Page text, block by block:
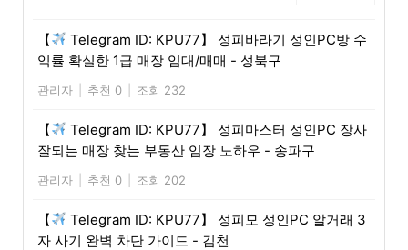
【
Telegram ID: KPU77】 성피바라기 성인PC방 수
익률 확실한 1급 매장 임대/매매 - 성북구
관리자 추천 0 조회 232
【
Telegram ID: KPU77】 성피마스터 성인PC 장사
잘되는 매장 찾는 부동산 임장 노하우 - 송파구
관리자 추천 0 조회 202
【
Telegram ID: KPU77】 성피모 성인PC 알거래 3
자 사기 완벽 차단 가이드 - 김천